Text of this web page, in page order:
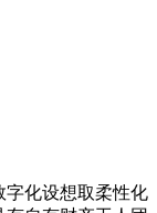
化设想取柔性化